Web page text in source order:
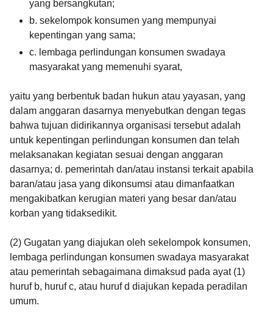
yang bersangkutan;
b. sekelompok konsumen yang mempunyai
kepentingan yang sama;
c. lembaga perlindungan konsumen swadaya
masyarakat yang memenuhi syarat,
yaitu yang berbentuk badan hukun atau yayasan, yang
dalam anggaran dasarnya menyebutkan dengan tegas
bahwa tujuan didirikannya organisasi tersebut adalah
untuk kepentingan perlindungan konsumen dan telah
melaksanakan kegiatan sesuai dengan anggaran
dasarnya; d. pemerintah dan/atau instansi terkait apabila
baran/atau jasa yang dikonsumsi atau dimanfaatkan
mengakibatkan kerugian materi yang besar dan/atau
korban yang tidaksedikit.
(2) Gugatan yang diajukan oleh sekelompok konsumen,
lembaga perlindungan konsumen swadaya masyarakat
atau pemerintah sebagaimana dimaksud pada ayat (1)
huruf b, huruf c, atau huruf d diajukan kepada peradilan
umum.